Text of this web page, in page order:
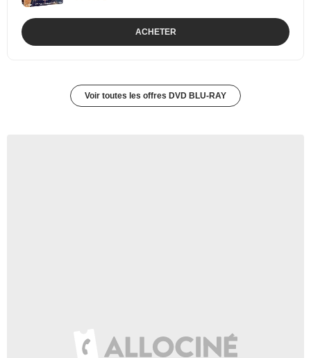
ACHETER
Voir toutes les offres DVD BLU-RAY